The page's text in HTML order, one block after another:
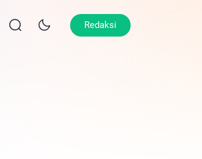
Lifestyle Olahraga
Redaksi